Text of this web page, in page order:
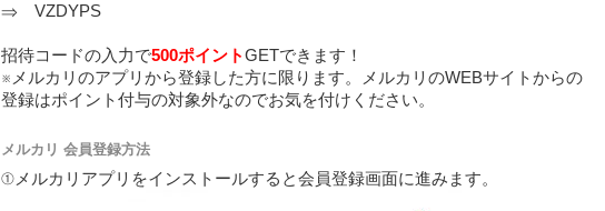
⇒ VZDYPS
招待コードの入力で500ポイントGETできます！
※メルカリのアプリから登録した方に限ります。メルカリのWEBサイトからの
登録はポイント付与の対象外なのでお気を付けください。
メルカリ 会員登録方法
①メルカリアプリをインストールすると会員登録画面に進みます。